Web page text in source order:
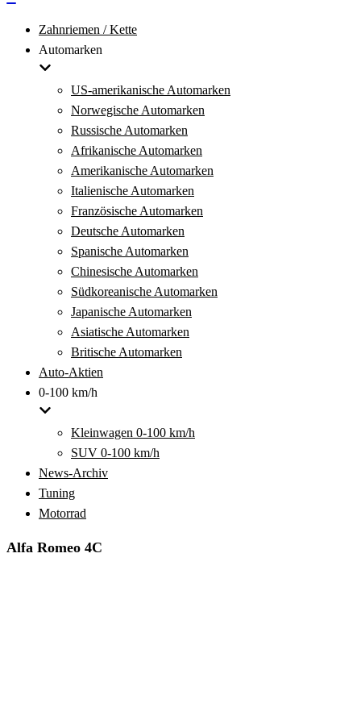
Zahnriemen / Kette
Automarken
US-amerikanische Automarken
Norwegische Automarken
Russische Automarken
Afrikanische Automarken
Amerikanische Automarken
Italienische Automarken
Französische Automarken
Deutsche Automarken
Spanische Automarken
Chinesische Automarken
Südkoreanische Automarken
Japanische Automarken
Asiatische Automarken
Britische Automarken
Auto-Aktien
0-100 km/h
Kleinwagen 0-100 km/h
SUV 0-100 km/h
News-Archiv
Tuning
Motorrad
Alfa Romeo 4C